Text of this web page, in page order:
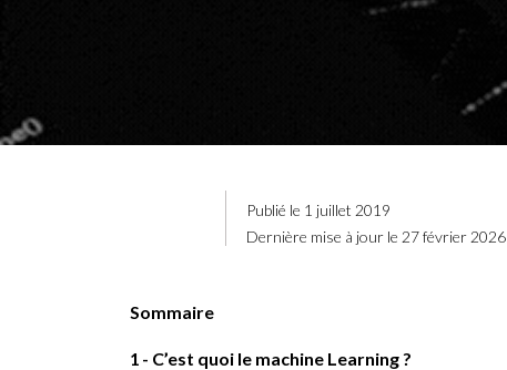
Publié le 1 juillet 2019
Dernière mise à jour le 27 février 2026
Sommaire
1
C’est quoi le machine Learning ?